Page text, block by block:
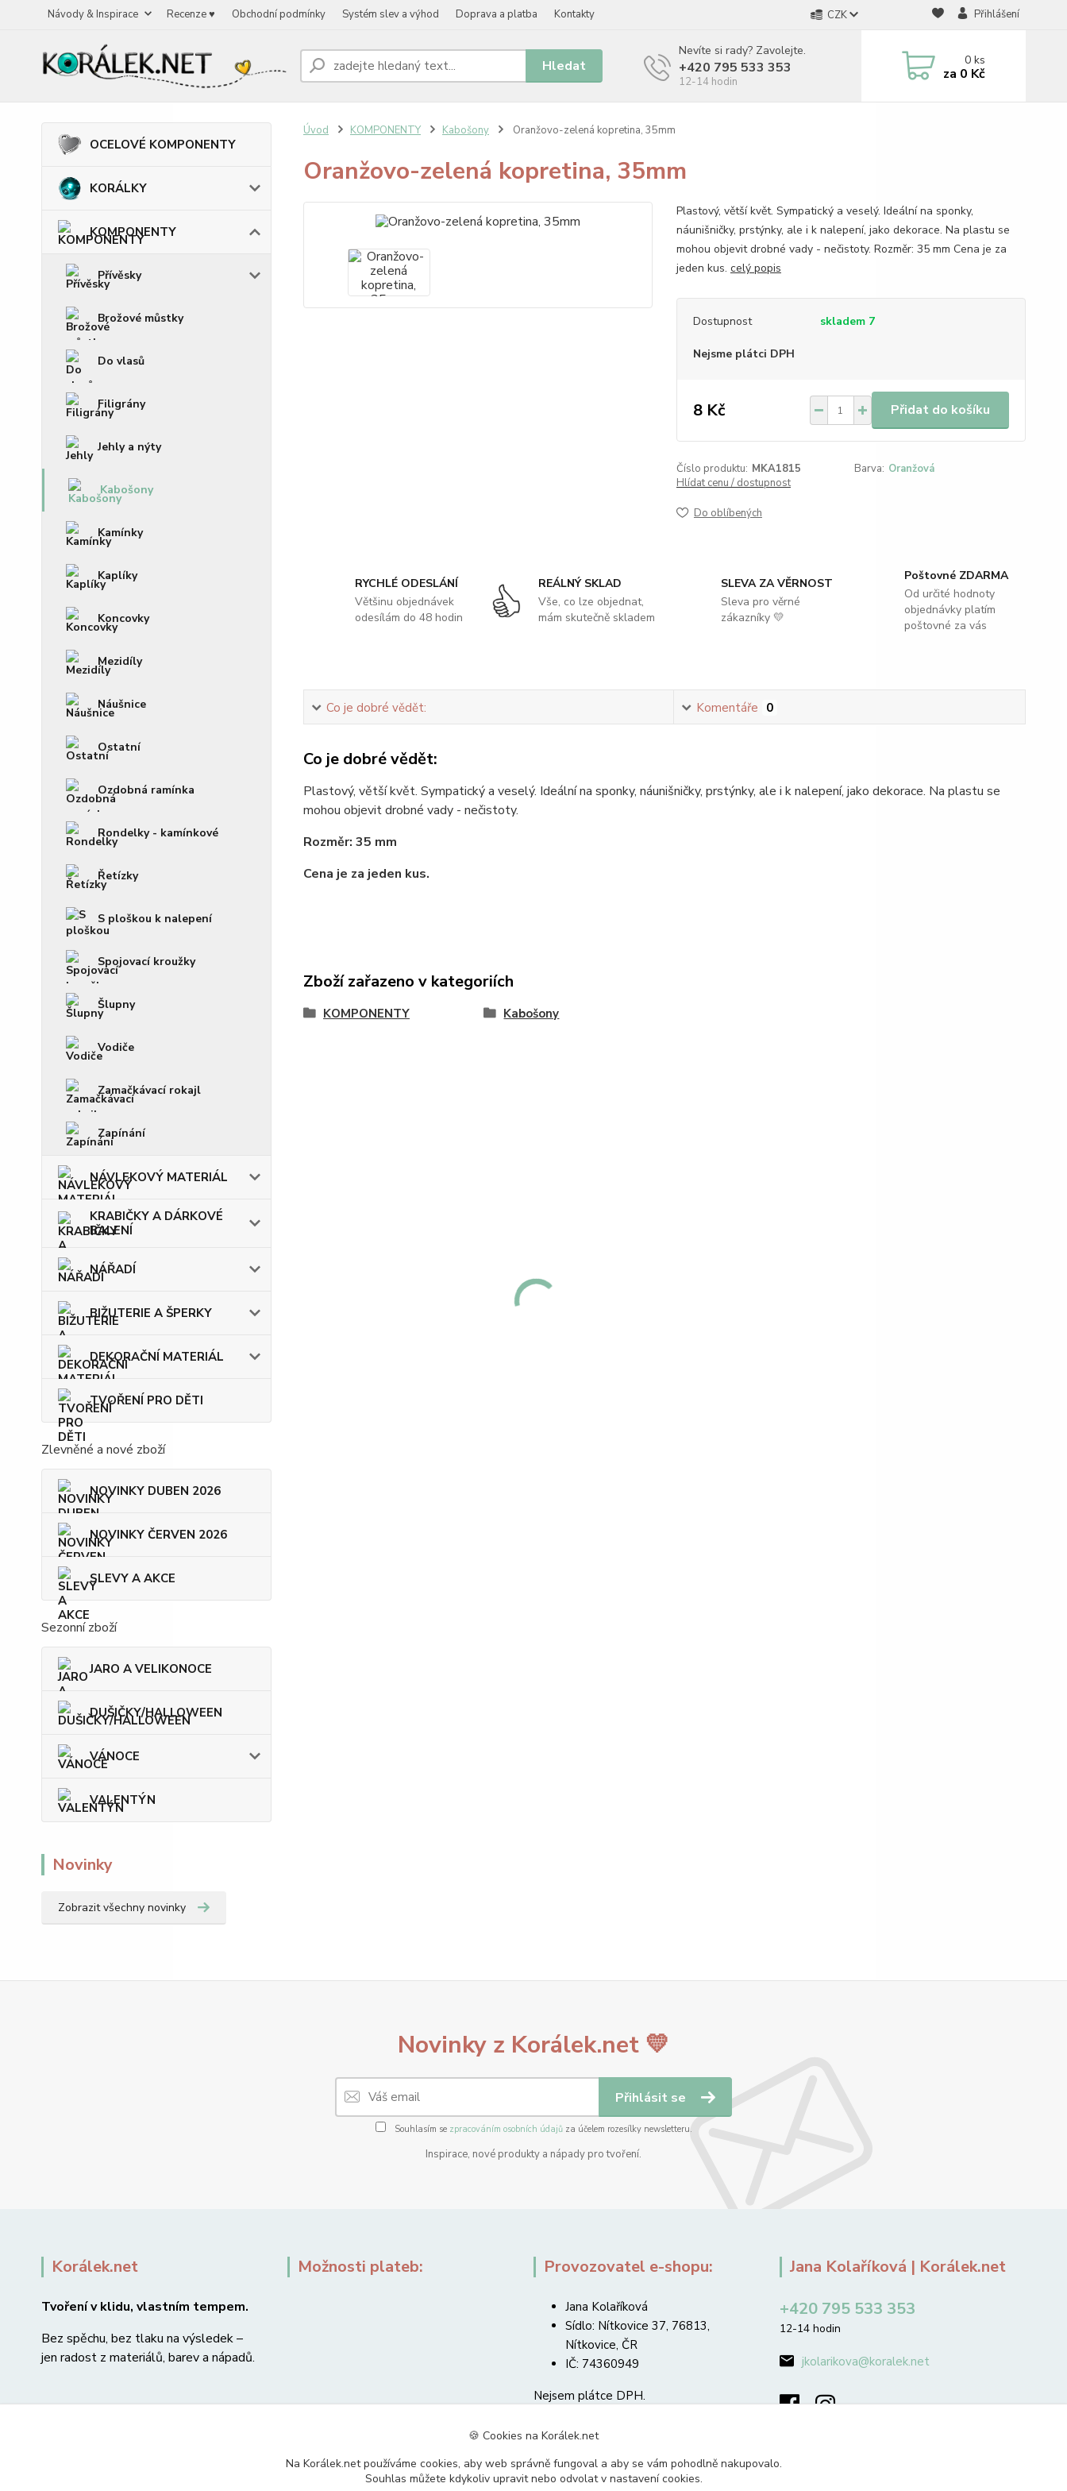
Návody & Inspirace Recenze ♥ Obchodní podmínky Systém slev a výhod Doprava a platba Kontakty CZK Přihlášení
Hledat
Nevíte si rady? Zavolejte.
+420 795 533 353
12-14 hodin
0ks
za 0 Kč
OCELOVÉ KOMPONENTY
KORÁLKY
KOMPONENTY
Přívěsky
Brožové můstky
Do vlasů
Filigrány
Jehly a nýty
Kabošony
Kamínky
Kaplíky
Koncovky
Mezidíly
Náušnice
Ostatní
Ozdobná ramínka
Rondelky - kamínkové
Řetízky
S ploškou k nalepení
Spojovací kroužky
Šlupny
Vodiče
Zamačkávací rokajl
Zapínání
NÁVLEKOVÝ MATERIÁL
KRABIČKY A DÁRKOVÉ
BALENÍ
NÁŘADÍ
BIŽUTERIE A ŠPERKY
DEKORAČNÍ MATERIÁL
TVOŘENÍ PRO DĚTI
Zlevněné a nové zboží
NOVINKY DUBEN 2026
NOVINKY ČERVEN 2026
SLEVY A AKCE
Sezonní zboží
JARO A VELIKONOCE
DUŠIČKY/HALLOWEEN
VÁNOCE
VALENTÝN
Novinky
Zobrazit všechny novinky
Úvod KOMPONENTY Kabošony Oranžovo-zelená kopretina, 35mm
Oranžovo-zelená kopretina, 35mm
Plastový, větší květ. Sympatický a veselý. Ideální na sponky,
náunišničky, prstýnky, ale i k nalepení, jako dekorace. Na plastu se
mohou objevit drobné vady - nečistoty. Rozměr: 35 mm Cena je za
jeden kus. celý popis
Dostupnost skladem 7
Nejsme plátci DPH
8 Kč Přidat do košíku
Číslo produktu: MKA1815 Barva: Oranžová
Hlídat cenu / dostupnost
Do oblíbených
RYCHLÉ ODESLÁNÍ
Většinu objednávek
odesílám do 48 hodin
REÁLNÝ SKLAD
Vše, co lze objednat,
mám skutečně skladem
SLEVA ZA VĚRNOST
Sleva pro věrné
zákazníky 💛
Poštovné ZDARMA
Od určité hodnoty
objednávky platím
poštovné za vás
Co je dobré vědět: Komentáře 0
Co je dobré vědět:
Plastový, větší květ. Sympatický a veselý. Ideální na sponky, náunišničky, prstýnky, ale i k nalepení, jako dekorace. Na plastu se
mohou objevit drobné vady - nečistoty.
Rozměr: 35 mm
Cena je za jeden kus.
Zboží zařazeno v kategoriích
KOMPONENTY Kabošony
Novinky z Korálek.net 💛
Přihlásit se
Souhlasím se zpracováním osobních údajůza účelem rozesílky newsletteru.
Inspirace, nové produkty a nápady pro tvoření.
Korálek.net
Tvoření v klidu, vlastním tempem.
Bez spěchu, bez tlaku na výsledek –
jen radost z materiálů, barev a nápadů.
Možnosti plateb: Provozovatel e-shopu:
Jana Kolaříková
Sídlo: Nítkovice 37, 76813,
Nítkovice, ČR
IČ: 74360949
Nejsem plátce DPH.
Jana Kolaříková | Korálek.net
+420 795 533 353
12-14 hodin
jkolarikova@koralek.net
🍪 Cookies na Korálek.net
Na Korálek.net používáme cookies, aby web správně fungoval a aby se vám pohodlně nakupovalo.
Souhlas můžete kdykoliv upravit nebo odvolat v nastavení cookies.